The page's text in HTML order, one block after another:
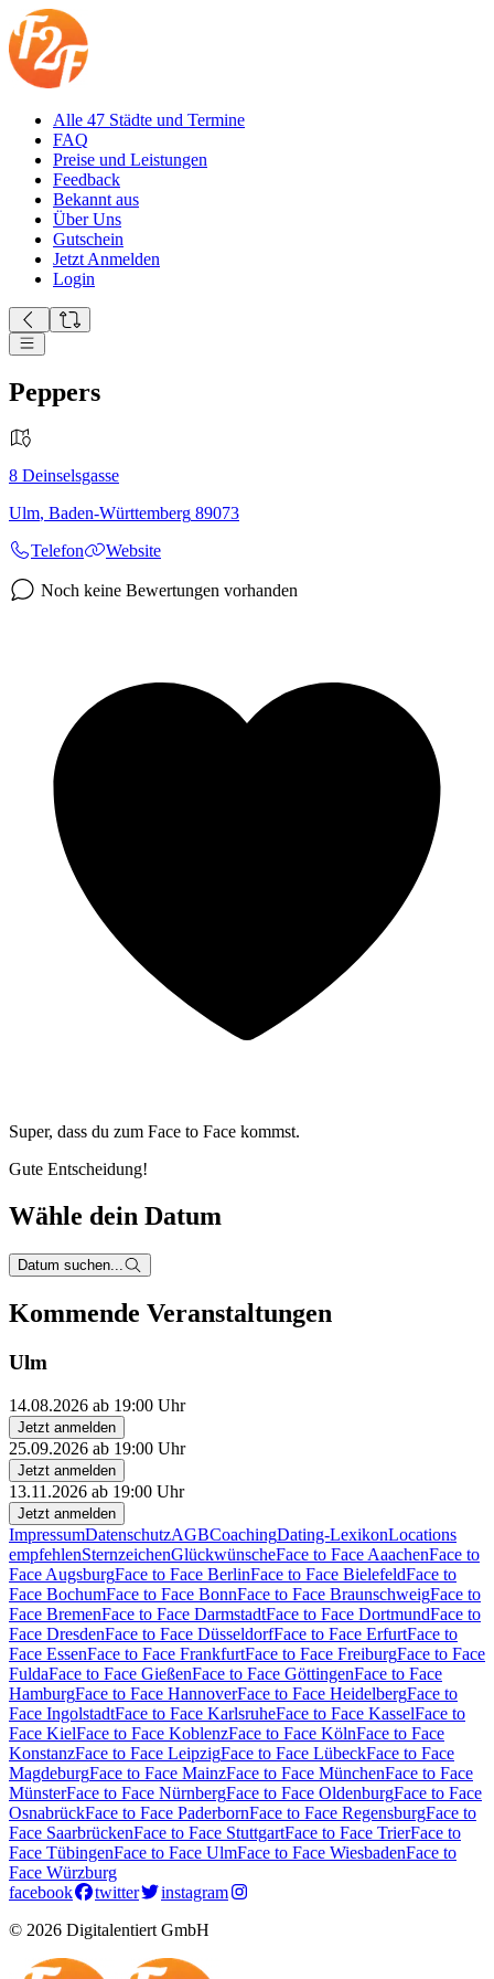
Alle 47 Städte und Termine
FAQ
Preise und Leistungen
Feedback
Bekannt aus
Über Uns
Gutschein
Jetzt Anmelden
Login
Peppers
8 Deinselsgasse
Ulm, Baden-Württemberg 89073
Telefon
Website
Noch keine Bewertungen vorhanden
Super, dass du zum Face to Face kommst.
Gute Entscheidung!
Wähle dein Datum
Datum suchen...
Kommende Veranstaltungen
Ulm
14.08.2026 ab 19:00 Uhr
Jetzt anmelden
25.09.2026 ab 19:00 Uhr
Jetzt anmelden
13.11.2026 ab 19:00 Uhr
Jetzt anmelden
ImpressumDatenschutzAGBCoachingDating-LexikonLocations
empfehlenSternzeichenGlückwünscheFace to Face AaachenFace to
Face AugsburgFace to Face BerlinFace to Face BielefeldFace to
Face BochumFace to Face BonnFace to Face BraunschweigFace to
Face BremenFace to Face DarmstadtFace to Face DortmundFace to
Face DresdenFace to Face DüsseldorfFace to Face ErfurtFace to
Face EssenFace to Face FrankfurtFace to Face FreiburgFace to Face
FuldaFace to Face GießenFace to Face GöttingenFace to Face
HamburgFace to Face HannoverFace to Face HeidelbergFace to
Face IngolstadtFace to Face KarlsruheFace to Face KasselFace to
Face KielFace to Face KoblenzFace to Face KölnFace to Face
KonstanzFace to Face LeipzigFace to Face LübeckFace to Face
MagdeburgFace to Face MainzFace to Face MünchenFace to Face
MünsterFace to Face NürnbergFace to Face OldenburgFace to Face
OsnabrückFace to Face PaderbornFace to Face RegensburgFace to
Face SaarbrückenFace to Face StuttgartFace to Face TrierFace to
Face TübingenFace to Face UlmFace to Face WiesbadenFace to
Face Würzburg
facebook
twitter
instagram
© 2026 Digitalentiert GmbH